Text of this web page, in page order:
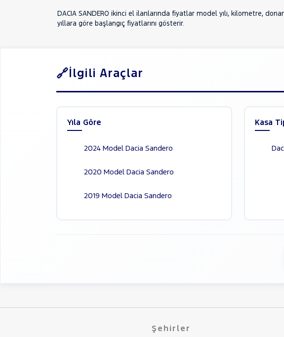
TESLA
TOYOTA
VOLVO
DACIA SANDERO ikinci el ilanlarında fiyatlar model yılı, kilometre,
yıllara göre başlangıç fiyatlarını gösterir.
İlgili Araçlar
Yıla Göre
2024 Model Dacia Sandero
2020 Model Dacia Sandero
2019 Model Dacia Sandero
Kasa
Şehirler